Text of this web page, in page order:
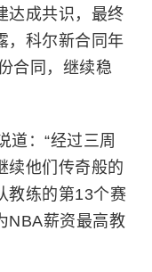
达成共识，最终
，科尔新合同年
合同，继续稳
道：“经过三周
续他们传奇般的
教练的第13个赛
NBA薪资最高教